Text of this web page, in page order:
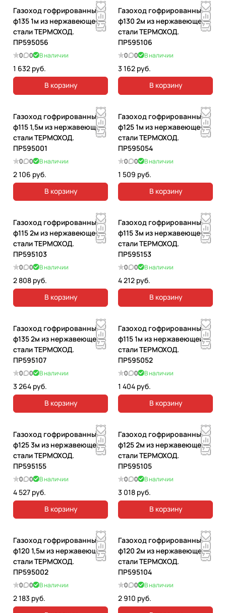
Газоход гофрированный
ф135 1м из нержавеющей
стали ТЕРМОХОД.
ПР595056
0 0 В наличии
1 632 руб.
В корзину
Газоход гофрированный
ф130 2м из нержавеющей
стали ТЕРМОХОД.
ПР595106
0 0 В наличии
3 162 руб.
В корзину
Газоход гофрированный
ф115 1,5м из нержавеющей
стали ТЕРМОХОД.
ПР595001
0 0 В наличии
2 106 руб.
В корзину
Газоход гофрированный
ф125 1м из нержавеющей
стали ТЕРМОХОД.
ПР595054
0 0 В наличии
1 509 руб.
В корзину
Газоход гофрированный
ф115 2м из нержавеющей
стали ТЕРМОХОД.
ПР595103
0 0 В наличии
2 808 руб.
В корзину
Газоход гофрированный
ф115 3м из нержавеющей
стали ТЕРМОХОД.
ПР595153
0 0 В наличии
4 212 руб.
В корзину
Газоход гофрированный
ф135 2м из нержавеющей
стали ТЕРМОХОД.
ПР595107
0 0 В наличии
3 264 руб.
В корзину
Газоход гофрированный
ф115 1м из нержавеющей
стали ТЕРМОХОД.
ПР595052
0 0 В наличии
1 404 руб.
В корзину
Газоход гофрированный
ф125 3м из нержавеющей
стали ТЕРМОХОД.
ПР595155
0 0 В наличии
4 527 руб.
В корзину
Газоход гофрированный
ф125 2м из нержавеющей
стали ТЕРМОХОД.
ПР595105
0 0 В наличии
3 018 руб.
В корзину
Газоход гофрированный
ф120 1,5м из нержавеющей
стали ТЕРМОХОД.
ПР595002
0 0 В наличии
2 183 руб.
Газоход гофрированный
ф120 2м из нержавеющей
стали ТЕРМОХОД.
ПР595104
0 0 В наличии
2 910 руб.